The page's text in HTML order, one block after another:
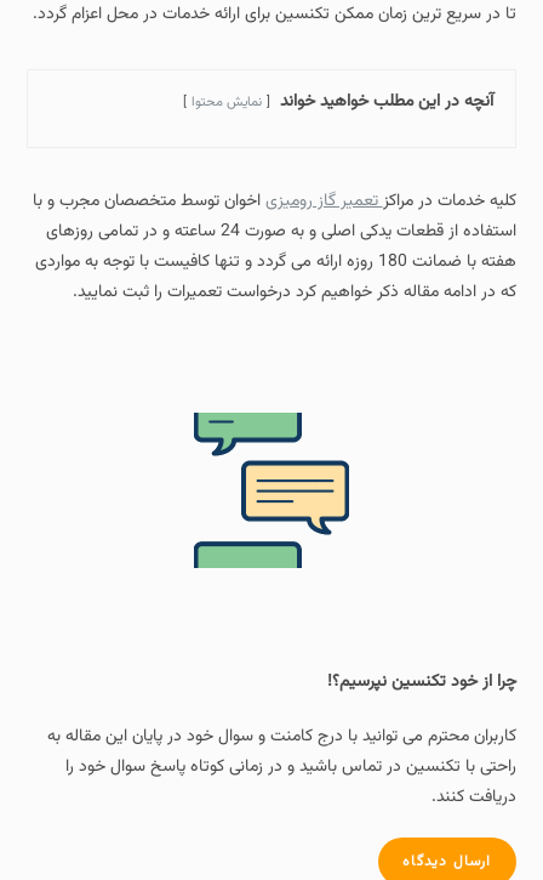
تا در سریع ترین زمان ممکن تکنسین برای ارائه خدمات در محل اعزام گردد.
آنچه در این مطلب خواهید خواند نمایش محتوا
کلیه خدمات در مراکزتعمیر گاز رومیزیاخوان توسط متخصصان مجرب و با
استفاده از قطعات یدکی اصلی و به صورت 24 ساعته و در تمامی روزهای
هفته با ضمانت 180 روزه ارائه می گردد و تنها کافیست با توجه به مواردی
که در ادامه مقاله ذکر خواهیم کرد درخواست تعمیرات را ثبت نمایید.
چرا از خود تکنسین نپرسیم؟!
کاربران محترم می توانید با درج کامنت و سوال خود در پایان این مقاله به
راحتی با تکنسین در تماس باشید و در زمانی کوتاه پاسخ سوال خود را
دریافت کنند.
ارسال دیدگاه